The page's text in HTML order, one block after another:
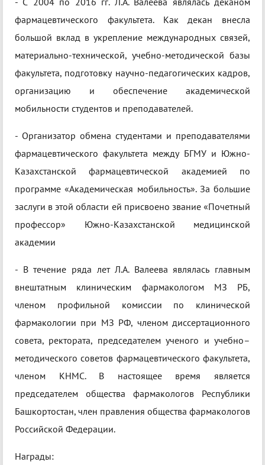
фармацевтического факультета. Как декан внесла
большой вклад в укрепление международных связей,
материально-технической, учебно-методической базы
факультета, подготовку научно-педагогических кадров,
организацию и обеспечение академической
мобильности студентов и преподавателей.
- Организатор обмена студентами и преподавателями
фармацевтического факультета между БГМУ и Южно-
Казахстанской фармацевтической академией по
программе «Академическая мобильность». За большие
заслуги в этой области ей присвоено звание «Почетный
профессор» Южно-Казахстанской медицинской
академии
- В течение ряда лет Л.А. Валеева являлась главным
внештатным клиническим фармакологом МЗ РБ,
членом профильной комиссии по клинической
фармакологии при МЗ РФ, членом диссертационного
совета, ректората, председателем ученого и учебно–
методического советов фармацевтического факультета,
членом КНМС. В настоящее время является
председателем общества фармакологов Республики
Башкортостан, член правления общества фармакологов
Российской Федерации.
Награды: